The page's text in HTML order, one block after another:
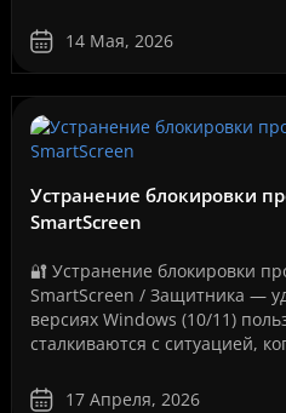
архитекторов, дизайнеров,..
14 Мая, 2026
Устранение блокировки
SmartScreen
🔐 Устранение блокировки
SmartScreen / Защитника —
версиях Windows (10/11)
сталкиваются с ситуацией,
Как на вашем ..
17 Апреля, 2026